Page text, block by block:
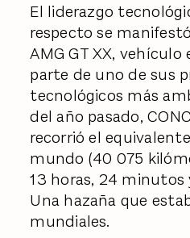
El liderazgo
respecto se
AMG GT XX,
parte de uno de sus
tecnológicos más
del año pasado,
recorrió el
mundo (40 075
13 horas, 24 minutos
Una hazaña que
mundiales.